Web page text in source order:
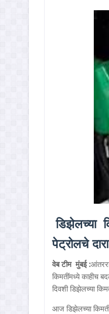
डिझेलच्या
पेट्रोलचे
वेब टीम मुंबई :
किमतींमध्ये काहीच
दिवशी डिझेलच्या
आज डिझेलच्या